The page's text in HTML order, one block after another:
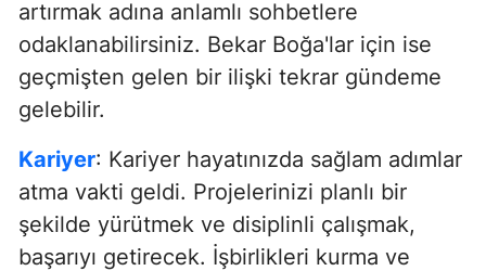
artırmak adına anlamlı sohbetlere
odaklanabilirsiniz. Bekar Boğa'lar için ise
geçmişten gelen bir ilişki tekrar gündeme
gelebilir.
Kariyer: Kariyer hayatınızda sağlam adımlar
atma vakti geldi. Projelerinizi planlı bir
şekilde yürütmek ve disiplinli çalışmak,
başarıyı getirecek. İşbirlikleri kurma ve